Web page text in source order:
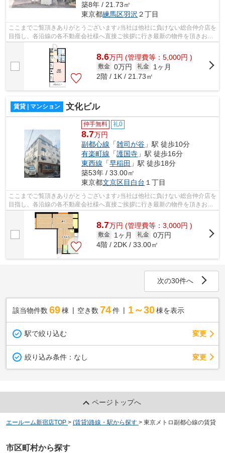
築8年 / 21.73㎡
東京都練馬区羽沢 ２丁目
ここまでご覧頂きありがとうございます♪当社は他社に負けない総合仲介店を
目指し、各沿線の各不動産会社様へ直接ご挨拶に行き最新の物件を頂きお客
様へ提供しております！最新の情報は...
8.6万円 (管理費等：5,000円 )
敷金 0万円 礼金
1ヶ月
2階 / 1K / 21.73㎡
賃貸 | マンション 文化ビル
仲手無料 礼0
8.7万円
副都心線 「雑司が谷 」駅 徒歩10分
有楽町線 「護国寺 」駅 徒歩16分
東西線 「早稲田 」駅 徒歩18分
築53年 / 33.00㎡
東京都文京区目白台 １丁目
ここまでご覧頂きありがとうございます♪当社は他社に負けない総合仲介店を
目指し、各沿線の各不動産会社様へ直接ご挨拶に行き最新の物件を頂きお客
様へ提供しております！最新の情報は...
8.7万円 (管理費等：3,000円 )
敷金 1ヶ月 礼金 0万円
4階 / 2DK / 33.00㎡
次の30件へ
該当物件数 69棟 空き数 74 件 1～30 棟を表示
駅で絞り込む 変更
絞り込み条件： なし 変更
ページトップへ
エールーム新宿店TOP > (賃貸)路線・駅から探す > 東京メトロ副都心線の賃貸
市区町村から探す